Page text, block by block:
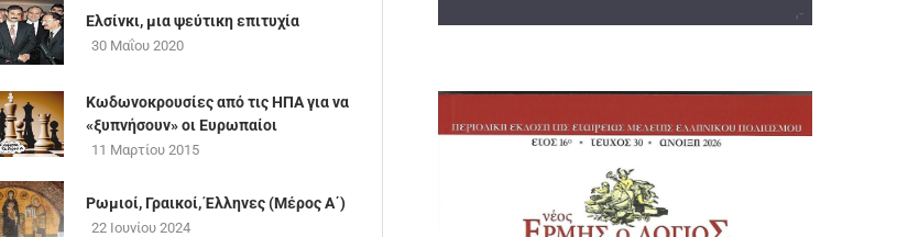
Ελσίνκι, μια ψεύτικη επιτυχία
30 Μαΐου 2020
Κωδωνοκρουσίες από τις ΗΠΑ για να
«ξυπνήσουν» οι Ευρωπαίοι
11 Μαρτίου 2015
Ρωμιοί, Γραικοί, Έλληνες (Μέρος Α΄)
22 Ιουνίου 2024